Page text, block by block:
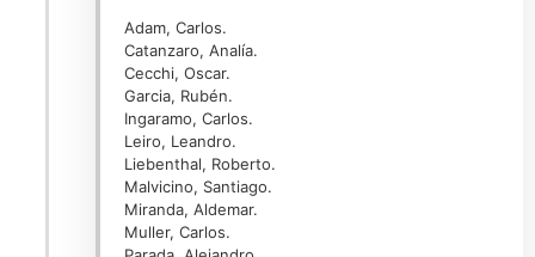
Adam, Carlos.
Catanzaro, Analía.
Cecchi, Oscar.
Garcia, Rubén.
Ingaramo, Carlos.
Leiro, Leandro.
Liebenthal, Roberto.
Malvicino, Santiago.
Miranda, Aldemar.
Muller, Carlos.